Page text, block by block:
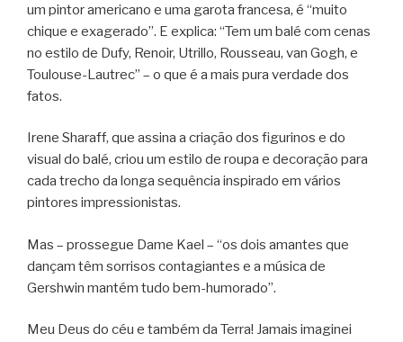
um pintor americano e uma garota francesa, é “muito
chique e exagerado”. E explica: “Tem um balé com cenas
no estilo de Dufy, Renoir, Utrillo, Rousseau, van Gogh, e
Toulouse-Lautrec” – o que é a mais pura verdade dos
fatos.
Irene Sharaff, que assina a criação dos figurinos e do
visual do balé, criou um estilo de roupa e decoração para
cada trecho da longa sequência inspirado em vários
pintores impressionistas.
Mas – prossegue Dame Kael – “os dois amantes que
dançam têm sorrisos contagiantes e a música de
Gershwin mantém tudo bem-humorado”.
Meu Deus do céu e também da Terra! Jamais imaginei